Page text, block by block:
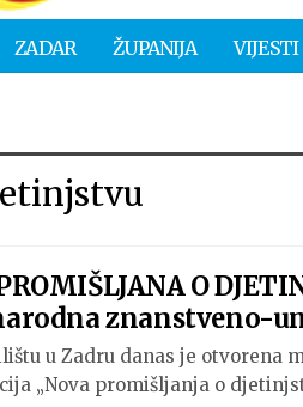
ZADAR ŽUPANIJA VIJESTI
O
znanstveno-
u Zadru danas je otvorena
„Nova promišljanja o